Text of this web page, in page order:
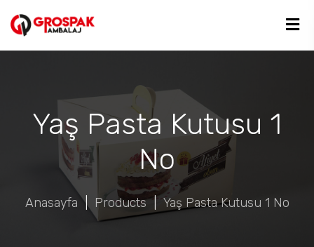
Yaş Pasta Kutusu 1
No
Anasayfa | Products | Yaş Pasta Kutusu 1 No